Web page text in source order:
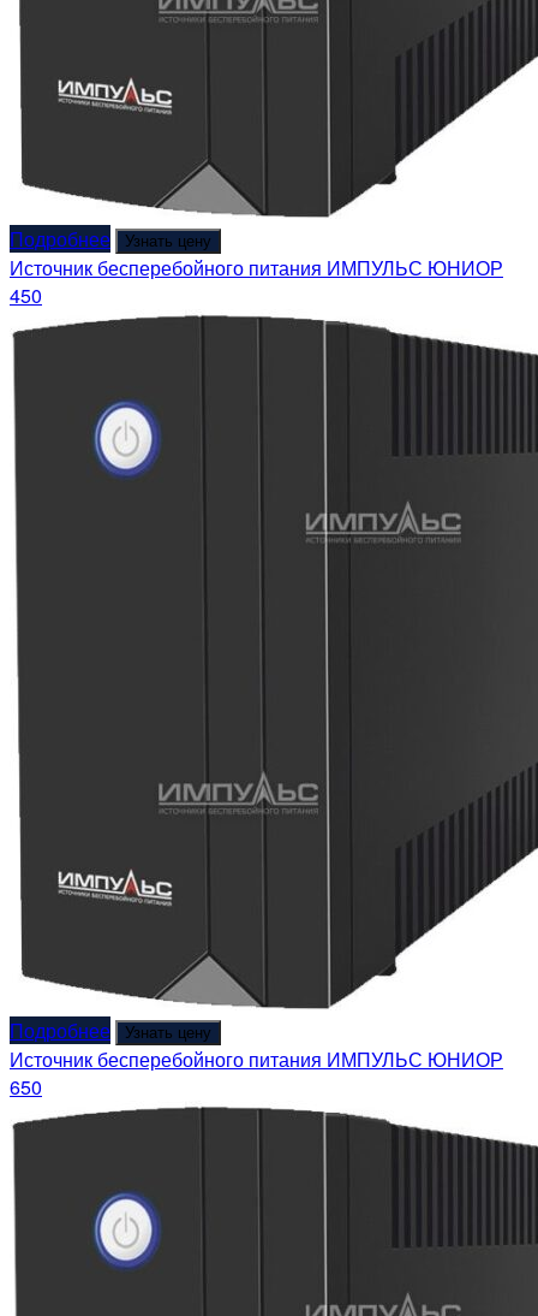
Подробнее Узнать цену
Источник бесперебойного питания ИМПУЛЬС ЮНИОР
450
Подробнее Узнать цену
Источник бесперебойного питания ИМПУЛЬС ЮНИОР
650